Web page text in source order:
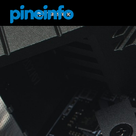
콘텐츠로
건너뛰기